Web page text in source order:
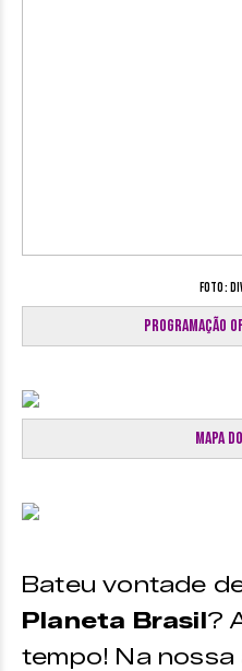
Foto:
Programação
Mapa
Bateu vontade
Planeta Brasil?
tempo! Na